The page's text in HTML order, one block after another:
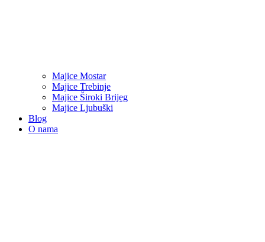
Majice Mostar
Majice Trebinje
Majice Široki Brijeg
Majice Ljubuški
Blog
O nama